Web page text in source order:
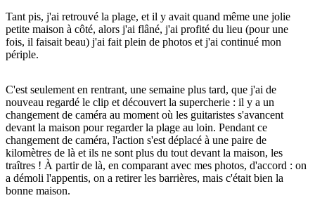
Tant pis, j'ai retrouvé la plage, et il y avait quand même une jolie
petite maison à côté, alors j'ai flâné, j'ai profité du lieu (pour une
fois, il faisait beau) j'ai fait plein de photos et j'ai continué mon
périple.
C'est seulement en rentrant, une semaine plus tard, que j'ai de
nouveau regardé le clip et découvert la supercherie : il y a un
changement de caméra au moment où les guitaristes s'avancent
devant la maison pour regarder la plage au loin. Pendant ce
changement de caméra, l'action s'est déplacé à une paire de
kilomètres de là et ils ne sont plus du tout devant la maison, les
traîtres ! À partir de là, en comparant avec mes photos, d'accord : on
a démoli l'appentis, on a retirer les barrières, mais c'était bien la
bonne maison.